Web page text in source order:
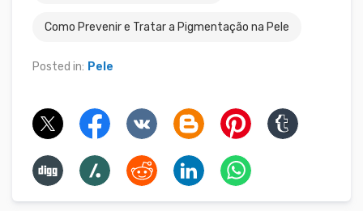
Como Prevenir e Tratar a Pigmentação na Pele
Posted in: Pele